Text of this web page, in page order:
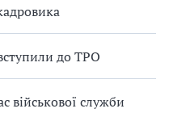
до ТРО
військової служби